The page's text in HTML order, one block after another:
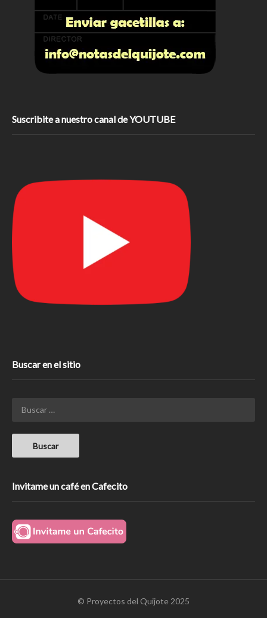
Suscribite a nuestro canal de YOUTUBE
Buscar en el sitio
Invitame un café en Cafecito
© Proyectos del Quijote 2025